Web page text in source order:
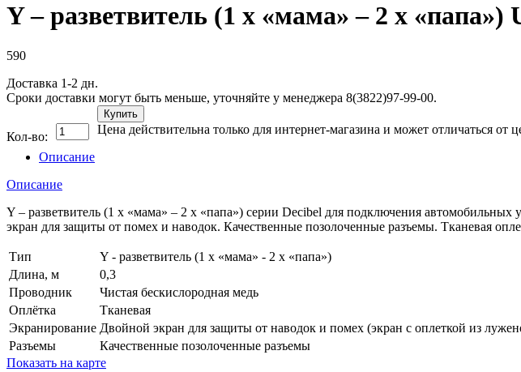
Y – разветвитель (1 х «мама» – 2 х
590
Доставка 1-2 дн.
Сроки доставки могут быть меньше, уточняйте у менеджера 8(3822)97-99-00.
Кол-во:
Купить
Цена действительна только для интернет-магазина и может отличаться от
Описание
Описание
Y – разветвитель (1 х «мама» – 2 х «папа») серии Decibel для подключения
экран для защиты от помех и наводок. Качественные позолоченные разъемы. Тканевая
Тип
Y - разветвитель (1 х «мама» - 2 х «папа»)
Длина, м
0,3
Проводник
Чистая бескислородная медь
Оплётка
Тканевая
Экранирование Двойной экран для защиты от наводок и помех (экран с оплеткой из
Разъемы
Качественные позолоченные разъемы
Показать на карте